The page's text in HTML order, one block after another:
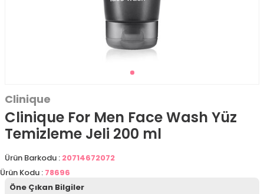
Clinique
Clinique For Men Face Wash Yüz
Temizleme Jeli 200 ml
Ürün Barkodu : 20714672072
Ürün Kodu : 78696
Öne Çıkan Bilgiler